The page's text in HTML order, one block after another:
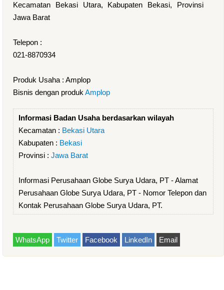
Kecamatan Bekasi Utara, Kabupaten Bekasi, Provinsi
Jawa Barat
Telepon :
021-8870934
Produk Usaha : Amplop
Bisnis dengan produk Amplop
Informasi Badan Usaha berdasarkan wilayah
Kecamatan : Bekasi Utara
Kabupaten : Bekasi
Provinsi : Jawa Barat
Informasi Perusahaan Globe Surya Udara, PT - Alamat
Perusahaan Globe Surya Udara, PT - Nomor Telepon dan
Kontak Perusahaan Globe Surya Udara, PT.
WhatsApp Twitter Facebook LinkedIn Email